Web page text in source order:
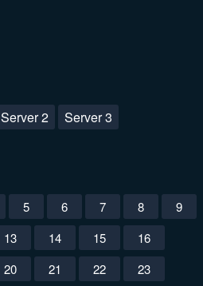
Server 2 Server 3
5 6 7 8
9
13 14 15
16
20 21 22
23